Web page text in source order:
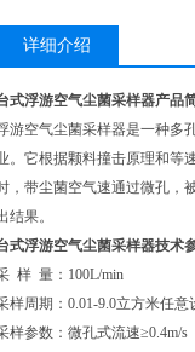
详细介绍
式浮游空气尘菌采样器产品
游空气尘菌采样器是一种多
。它根据颗料撞击原理和等
，带尘菌空气速通过微孔，
结果。
式浮游空气尘菌采样器技术
样 量：100L/min
样周期：0.01-9.0立方米任意
样参数：微孔式流速≥0.4m/s